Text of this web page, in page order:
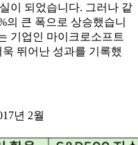
이 되었습니다. 그러나 같
의 큰 폭으로 상승했습니
기업인 마이크로소프트
뛰어난 성과를 기록했
년 2월